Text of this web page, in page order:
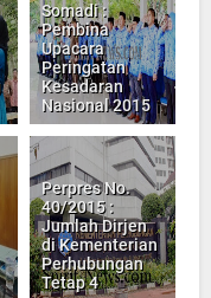
Somadi :
Pembina
Upacara
Peringatan
Kesadaran
Nasional 2015
Perpres No.
40/2015 :
Jumlah Dirjen
di Kementerian
Perhubungan
Tetap 4